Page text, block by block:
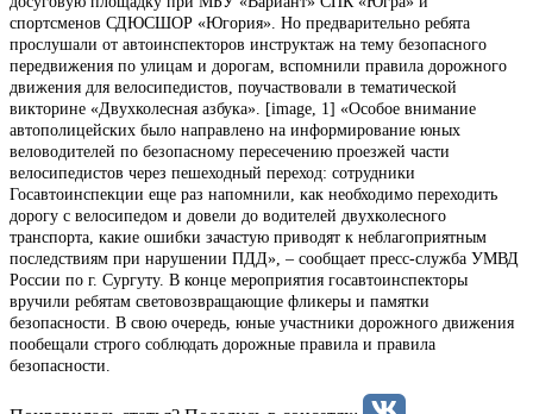
спортсменов СДЮСШОР «Югория». Но предварительно ребята
прослушали от автоинспекторов инструктаж на тему безопасного
передвижения по улицам и дорогам, вспомнили правила дорожного
движения для велосипедистов, поучаствовали в тематической
викторине «Двухколесная азбука». [image, 1] «Особое внимание
автополицейских было направлено на информирование юных
веловодителей по безопасному пересечению проезжей части
велосипедистов через пешеходный переход: сотрудники
Госавтоинспекции еще раз напомнили, как необходимо переходить
дорогу с велосипедом и довели до водителей двухколесного
транспорта, какие ошибки зачастую приводят к неблагоприятным
последствиям при нарушении ПДД», – сообщает пресс-служба УМВД
России по г. Сургуту. В конце мероприятия госавтоинспекторы
вручили ребятам световозвращающие фликеры и памятки
безопасности. В свою очередь, юные участники дорожного движения
пообещали строго соблюдать дорожные правила и правила
безопасности.